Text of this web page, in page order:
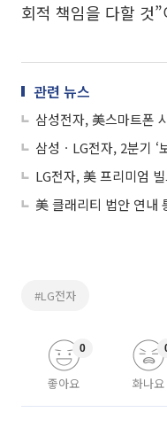
회적 책임을 다할 것
관련 뉴스
LG전자, 美 프리미엄
#LG전자
좋아요
0
화나요